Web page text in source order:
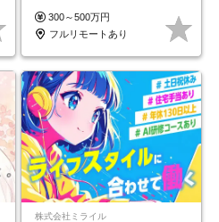
◆5年目まで必ず昇給
300～500万円
フルリモートあり
株式会社ミライル